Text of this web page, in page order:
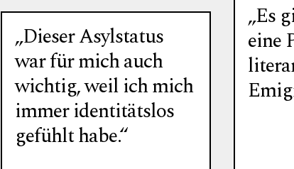
„Dieser Asylstatus
war für mich auch
wichtig, weil ich mich
immer identitätslos
gefühlt habe.“
„Es
eine